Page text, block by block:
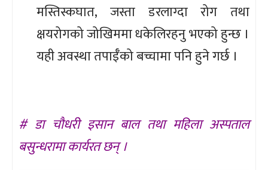
मस्तिस्कघात, जस्ता डरलाग्दा रोग तथा
क्षयरोगको जोखिममा धकेलिरहनु भएको हुन्छ ।
यही अवस्था तपाईँको बच्चामा पनि हुने गर्छ ।
# डा चौधरी इसान बाल तथा महिला अस्पताल
बसुन्धरामा कार्यरत छन् ।